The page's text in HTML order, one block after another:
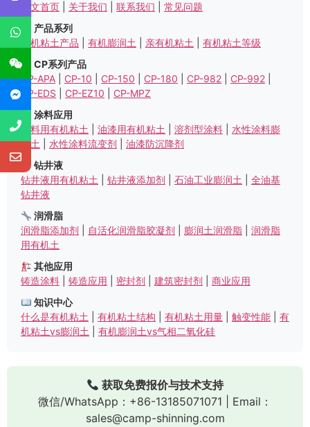
中文首页
关于我们 联系我们
常见问题
产品系列
有机粘土产品
有机膨润土 亲有机粘土
有机粘土等级
CP系列产品
CP-APA
CP-10 CP-150 CP-180 CP-982 CP-992
CP-EDS
CP-EZ10
CP-MPZ
涂料应用
涂料用有机粘土
油漆用有机粘土 溶剂型涂料
水性涂料膨
润土
水性涂料流变剂
油漆防沉降剂
钻井液
钻井液用有机粘土
钻井液添加剂 石油工业膨润土
全油基
钻井液
润滑脂
润滑脂添加剂
自活化润滑脂胶凝剂 膨润土润滑脂
润滑脂
用有机土
其他应用
铸造涂料
铸造应用 密封剂 建筑密封剂
商业应用
知识中心
什么是有机粘土
有机粘土结构 有机粘土用量 触变性能
有
机粘土vs膨润土
有机膨润土vs气相二氧化硅
获取免费报价与技术支持
微信/WhatsApp：+86-13185071071 | Email：
sales@camp-shinning.com